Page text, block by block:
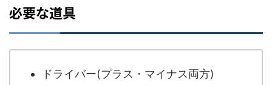
必要な道具
ドライバー(プラス・マイナス両方)